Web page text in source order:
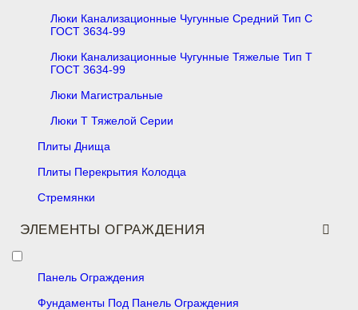
Люки Канализационные Чугунные Средний Тип С
ГОСТ 3634-99
Люки Канализационные Чугунные Тяжелые Тип Т
ГОСТ 3634-99
Люки Магистральные
Люки Т Тяжелой Серии
Плиты Днища
Плиты Перекрытия Колодца
Стремянки
ЭЛЕМЕНТЫ ОГРАЖДЕНИЯ
Панель Ограждения
Фундаменты Под Панель Ограждения